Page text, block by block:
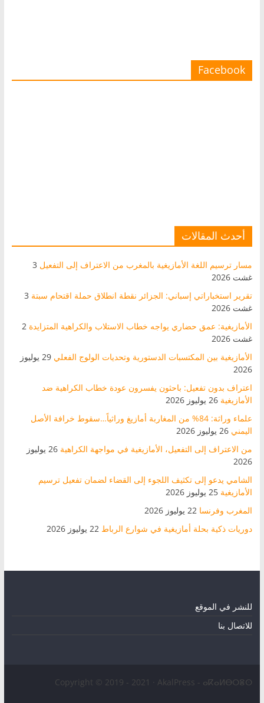
Facebook
أحدث المقالات
مسار ترسيم اللغة الأمازيغية بالمغرب من الاعتراف إلى التفعيل 3
غشت 2026
تقرير استخباراتي إسباني: الجزائر نقطة انطلاق حملة اقتحام سبتة 3
غشت 2026
الأمازيغية: عمق حضاري يواجه خطاب الاستلاب والكراهية المتزايدة 2
غشت 2026
الأمازيغية بين المكتسبات الدستورية وتحديات الولوج الفعلي
29 يوليوز
2026
اعتراف بدون تفعيل: باحثون يفسرون عودة خطاب الكراهية ضد
الأمازيغية 26 يوليوز 2026
علماء وراثة: 84% من المغاربة أمازيغ وراثياً…سقوط خرافة الأصل
اليمني 26 يوليوز 2026
من الاعتراف إلى التفعيل، الأمازيغية في مواجهة الكراهية
26 يوليوز
2026
الشامي يدعو إلى تكثيف اللجوء إلى القضاء لضمان تفعيل ترسيم
الأمازيغية 25 يوليوز 2026
المغرب وفرنسا 22 يوليوز 2026
دوريات ذكية بحلة أمازيغية في شوارع الرباط 22 يوليوز 2026
للنشر في الموقع
للاتصال بنا
Copyright © 2019 - 2021 · AkalPress - ⴰⴽⴰⵍⴱⵔⴻⵙ